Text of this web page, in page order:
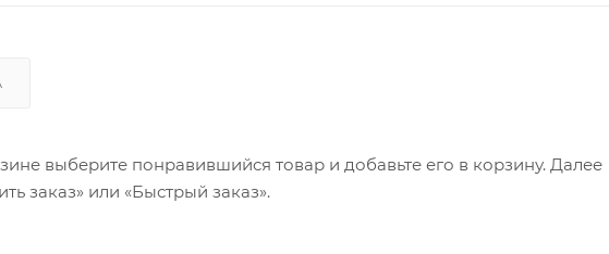
выберите понравившийся товар и добавьте его в корзину. Далее
заказ» или «Быстрый заказ».